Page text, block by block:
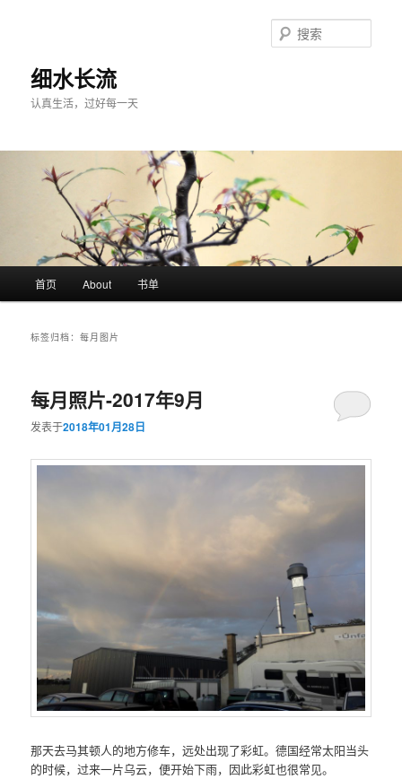
细水长流
认真生活，过好每一天
索
首页 About 书单
标签归档：每月图片
每月照片-2017年9月
发表于2018年01月28日
那天去马其顿人的地方修车，远处出现了彩虹。德国经常太阳当头
的时候，过来一片乌云，便开始下雨，因此彩虹也很常见。